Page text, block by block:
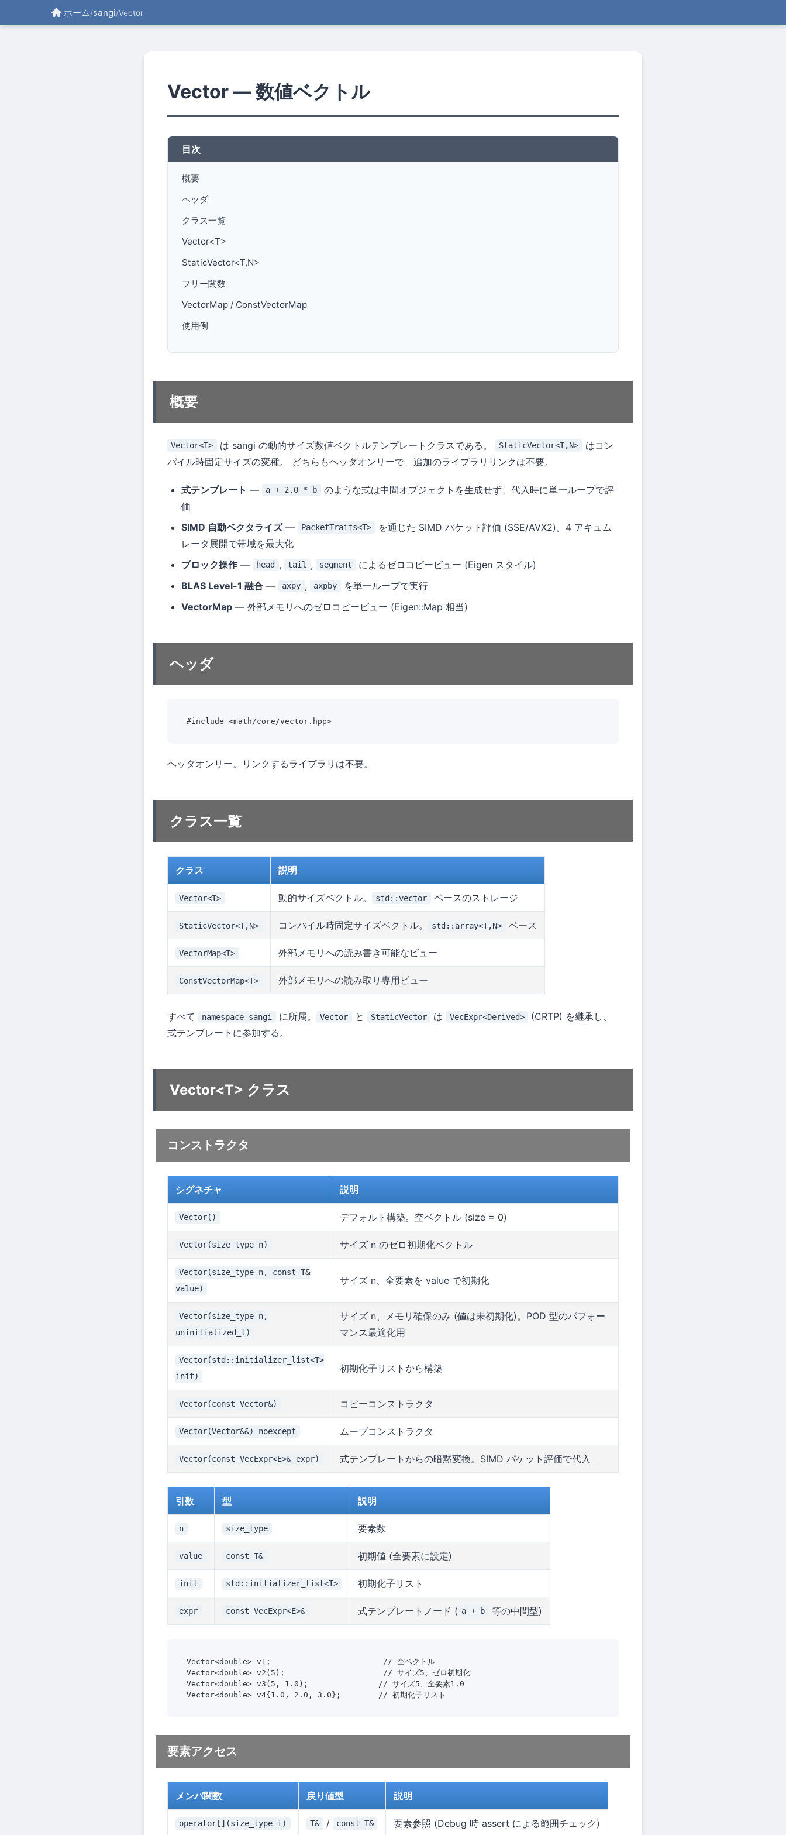
ホーム/sangi/Vector
Vector — 数値ベクトル
目次
概要
ヘッダ
クラス一覧
Vector<T>
StaticVector<T,N>
フリー関数
VectorMap / ConstVectorMap
使用例
概要
Vector<T> は sangi の動的サイズ数値ベクトルテンプレートクラスである。 StaticVector<T,N>
はコン
パイル時固定サイズの変種。 どちらもヘッダオンリーで、追加のライブラリリンクは不要。
式テンプレート — a + 2.0 * b
のような式は中間オブジェクトを生成せず、代入時に単一ループで評
価
SIMD 自動ベクタライズ— PacketTraits<T>
を通じた SIMD パケット評価 (SSE/AVX2)。4 アキュム
レータ展開で帯域を最大化
ブロック操作 — head , tail , segment
によるゼロコピービュー (Eigen スタイル)
BLAS Level-1 融合 — axpy , axpby
を単一ループで実行
VectorMap — 外部メモリへのゼロコピービュー (Eigen::Map 相当)
ヘッダ
#include <math/core/vector.hpp>
ヘッダオンリー。リンクするライブラリは不要。
クラス一覧
クラス 説明
Vector<T> 動的サイズベクトル。 std::vector ベースのストレージ
StaticVector<T,N> コンパイル時固定サイズベクトル。 std::array<T,N> ベース
VectorMap<T> 外部メモリへの読み書き可能なビュー
ConstVectorMap<T> 外部メモリへの読み取り専用ビュー
すべて namespace sangi に所属。 Vector と StaticVector は VecExpr<Derived>
(CRTP) を継承し、
式テンプレートに参加する。
Vector<T> クラス
コンストラクタ
シグネチャ 説明
Vector() デフォルト構築。空ベクトル (size = 0)
Vector(size_type n) サイズ n のゼロ初期化ベクトル
Vector(size_type n, const T&
value)
サイズ n、全要素を value で初期化
Vector(size_type n,
uninitialized_t)
サイズ n、メモリ確保のみ (値は未初期化)。POD 型のパフォー
マンス最適化用
Vector(std::initializer_list<T>
init)
初期化子リストから構築
Vector(const Vector&) コピーコンストラクタ
Vector(Vector&&) noexcept ムーブコンストラクタ
Vector(const VecExpr<E>& expr) 式テンプレートからの暗黙変換。SIMD パケット評価で代入
引数 型 説明
n size_type 要素数
value const T& 初期値 (全要素に設定)
init std::initializer_list<T> 初期化子リスト
expr const VecExpr<E>& 式テンプレートノード ( a + b 等の中間型)
Vector<double> v1;                        // 空ベクトル
Vector<double> v2(5);                     // サイズ5、ゼロ初期化
Vector<double> v3(5, 1.0);               // サイズ5、全要素1.0
Vector<double> v4{1.0, 2.0, 3.0};        // 初期化子リスト
要素アクセス
メンバ関数 戻り値型 説明
operator[](size_type i) T& / const T& 要素参照 (Debug 時 assert による範囲チェック)